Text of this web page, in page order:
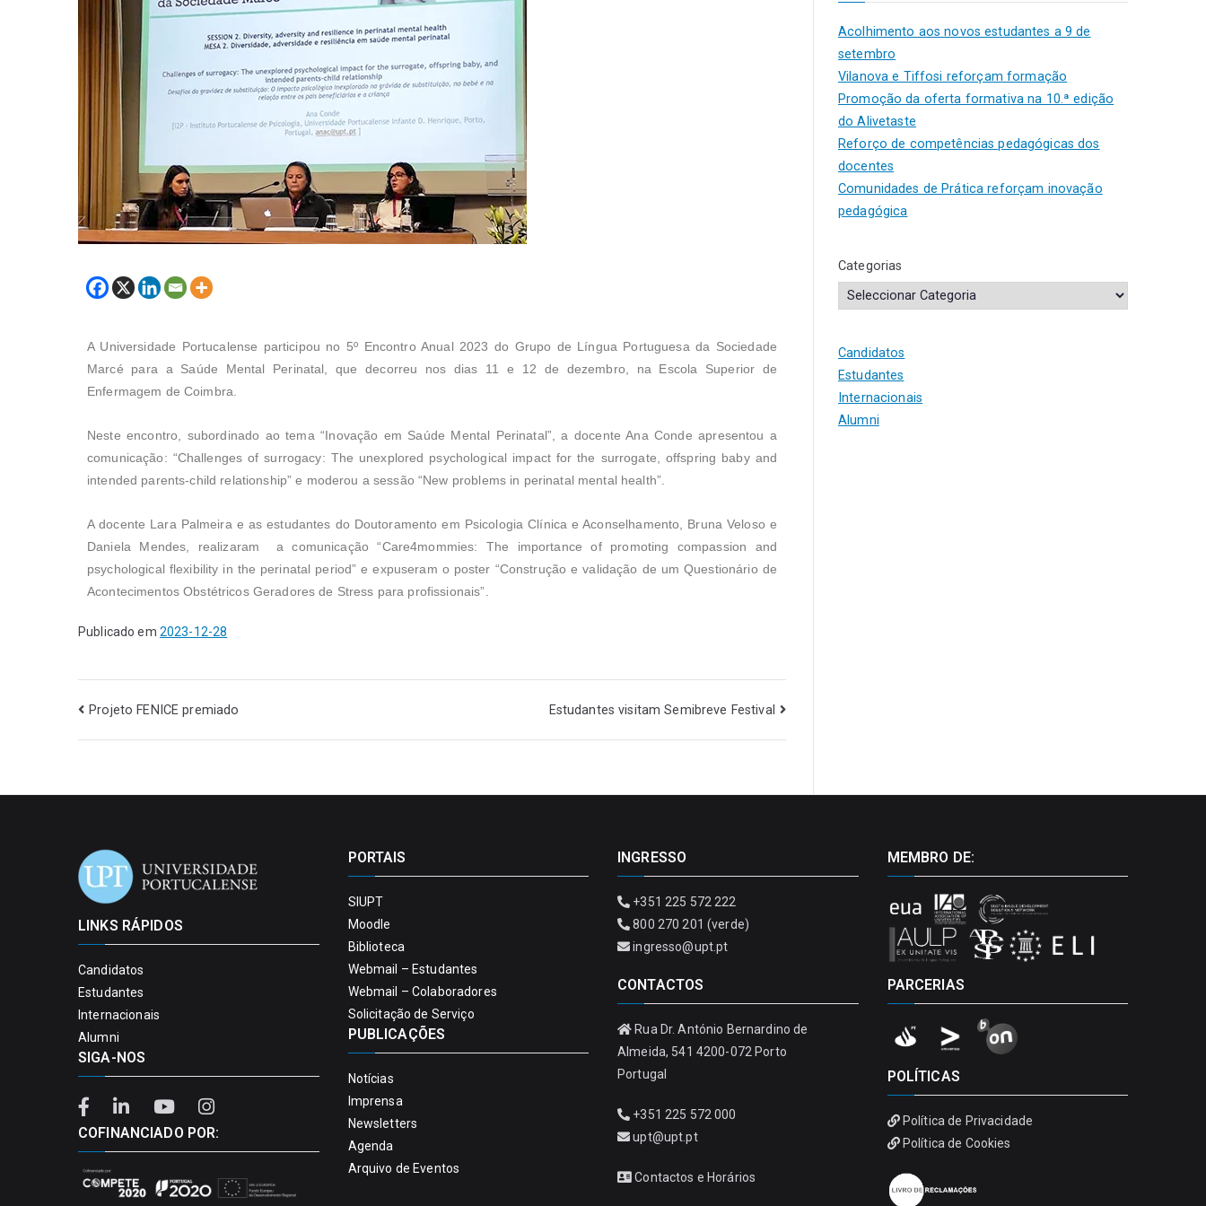
A Universidade Portucalense participou no 5º Encontro Anual 2023 do Grupo de Língua Portuguesa da Sociedade
Marcé para a Saúde Mental Perinatal, que decorreu nos dias 11 e 12 de dezembro, na Escola Superior de
Enfermagem de Coimbra.
Neste encontro, subordinado ao tema “Inovação em Saúde Mental Perinatal”, a docente Ana Conde apresentou a
comunicação: “Challenges of surrogacy: The unexplored psychological impact for the surrogate, offspring baby and
intended parents-child relationship” e moderou a sessão “New problems in perinatal mental health”.
A docente Lara Palmeira e as estudantes do Doutoramento em Psicologia Clínica e Aconselhamento, Bruna Veloso e
Daniela Mendes, realizaram a comunicação “Care4mommies: The importance of promoting compassion and
psychological flexibility in the perinatal period” e expuseram o poster “Construção e validação de um Questionário de
Acontecimentos Obstétricos Geradores de Stress para profissionais”.
Publicado em 2023-12-28
Projeto FENICE premiado Estudantes visitam Semibreve Festival
Acolhimento aos novos estudantes a 9 de
setembro
Vilanova e Tiffosi reforçam formação
Promoção da oferta formativa na 10.ª edição
do Alivetaste
Reforço de competências pedagógicas dos
docentes
Comunidades de Prática reforçam inovação
pedagógica
Categorias
Candidatos
Estudantes
Internacionais
Alumni
LINKS RÁPIDOS
Candidatos
Estudantes
Internacionais
Alumni
SIGA-NOS
COFINANCIADO POR:
PORTAIS
SIUPT
Moodle
Biblioteca
Webmail – Estudantes
Webmail – Colaboradores
Solicitação de Serviço
PUBLICAÇÕES
Notícias
Imprensa
Newsletters
Agenda
Arquivo de Eventos
INGRESSO
+351 225 572 222
800 270 201 (verde)
ingresso@upt.pt
CONTACTOS
Rua Dr. António Bernardino de
Almeida, 541 4200-072 Porto
Portugal
+351 225 572 000
upt@upt.pt
Contactos e Horários
MEMBRO DE:
PARCERIAS
POLÍTICAS
Política de Privacidade
Política de Cookies